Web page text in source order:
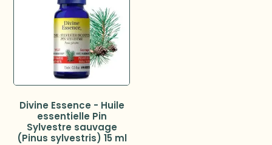
Divine Essence - Huile
essentielle Pin
Sylvestre sauvage
(Pinus sylvestris) 15 ml